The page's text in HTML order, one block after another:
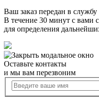
Ваш заказ передан в
В течение 30 минут с вами
для определения
Оставьте контакты
и мы вам перезвоним